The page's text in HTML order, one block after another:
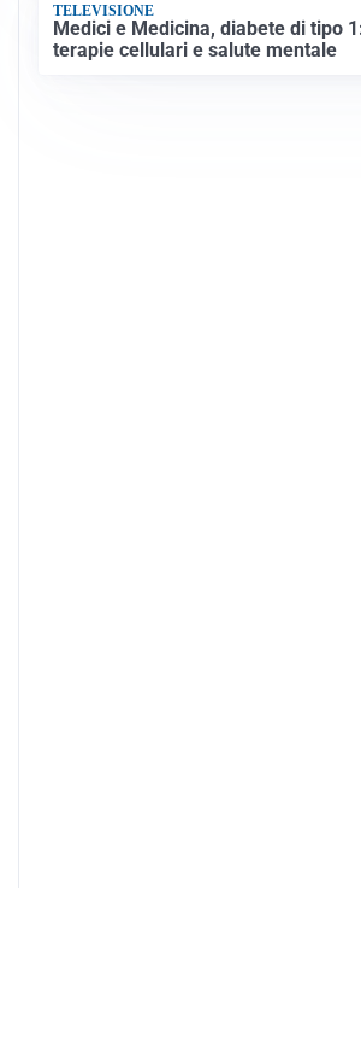
TELEVISIONE
Medici e Medicina, diabete di tipo
terapie cellulari e salute mentale